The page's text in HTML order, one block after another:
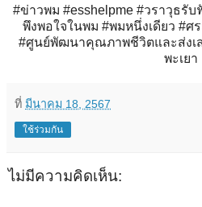
#ข่าวพม #esshelpme #วราวุธรั
พึงพอใจในพม #พมหนึ่งเดียว #ศ
#ศูนย์พัฒนาคุณภาพชีวิตและส่งเ
พะเยา
ที่ มีนาคม 18, 2567
ใช้ร่วมกัน
ไม่มีความคิดเห็น: